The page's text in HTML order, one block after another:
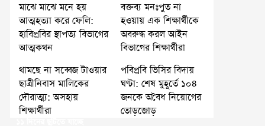
মাঝে মাঝে মনে হয়
আত্মহত্যা করে ফেলি:
হাবিপ্রবির স্থাপত্য বিভাগের
আত্মকথন
বক্তব্য মনঃপুত না
হওয়ায় এক শিক্ষার্থীকে
অবরুদ্ধ করল আইন
বিভাগের শিক্ষার্থীরা
থামছে না সব্বেজ টাওয়ার
ছাত্রীনিবাস মালিকের
দৌরাত্ম্য: অসহায়
শিক্ষার্থীরা
পবিপ্রবি ভিসির বিদায়
ঘণ্টা: শেষ মুহূর্তে ১০৪
জনকে অবৈধ নিয়োগের
তোড়জোড়